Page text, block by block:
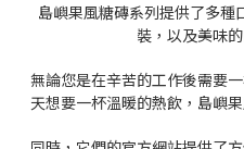
島嶼果風糖磚系列提供了多
裝，以及美味
無論您是在辛苦的工作後需要
天想要一杯溫暖的熱飲，島嶼